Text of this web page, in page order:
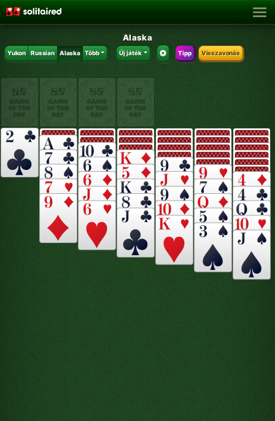
Alaska
Yukon Russian Alaska Több Új játék Tipp Visszavonás